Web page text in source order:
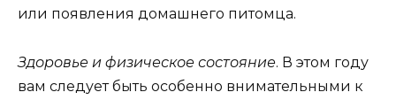
или появления домашнего питомца.
Здоровье и физическое состояние. В этом году
вам следует быть особенно внимательными к